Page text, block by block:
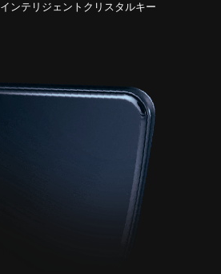
インテリジェントクリスタルキー